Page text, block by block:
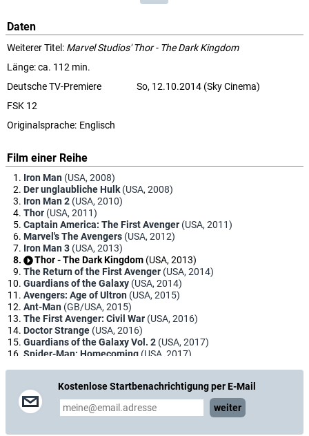
Daten
Weiterer Titel: Marvel Studios' Thor - The Dark Kingdom
Länge: ca. 112 min.
Deutsche TV-Premiere
So, 12.10.2014 (Sky Cinema)
FSK 12
Originalsprache: Englisch
Film einer Reihe
Iron Man (USA, 2008)
Der unglaubliche Hulk (USA, 2008)
Iron Man 2 (USA, 2010)
Thor (USA, 2011)
Captain America: The First Avenger (USA, 2011)
Marvel's The Avengers (USA, 2012)
Iron Man 3 (USA, 2013)
Thor - The Dark Kingdom (USA, 2013)
The Return of the First Avenger (USA, 2014)
Guardians of the Galaxy (USA, 2014)
Avengers: Age of Ultron (USA, 2015)
Ant-Man (GB/USA, 2015)
The First Avenger: Civil War (USA, 2016)
Doctor Strange (USA, 2016)
Guardians of the Galaxy Vol. 2 (USA, 2017)
Spider-Man: Homecoming (USA, 2017)
Avengers: Infinity War(USA, 2018)
Ant-Man and the Wasp(USA, 2018)
Captain Marvel(USA, 2019)
Kostenlose Startbenachrichtigung per E-Mail
weiter